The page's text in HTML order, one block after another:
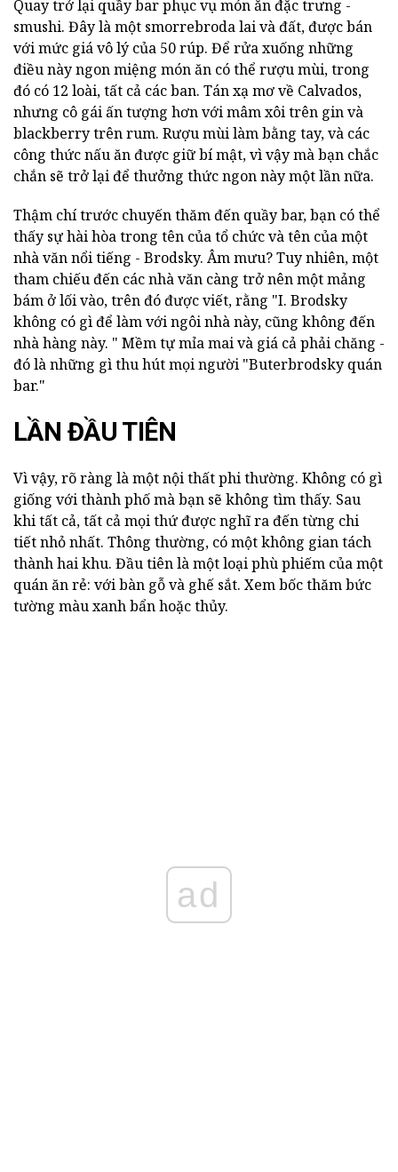
Quay trở lại quầy bar phục vụ món ăn đặc trưng -
smushi. Đây là một smorrebroda lai và đất, được bán
với mức giá vô lý của 50 rúp. Để rửa xuống những
điều này ngon miệng món ăn có thể rượu mùi, trong
đó có 12 loài, tất cả các ban. Tán xạ mơ về Calvados,
nhưng cô gái ấn tượng hơn với mâm xôi trên gin và
blackberry trên rum. Rượu mùi làm bằng tay, và các
công thức nấu ăn được giữ bí mật, vì vậy mà bạn chắc
chắn sẽ trở lại để thưởng thức ngon này một lần nữa.
Thậm chí trước chuyến thăm đến quầy bar, bạn có thể
thấy sự hài hòa trong tên của tổ chức và tên của một
nhà văn nổi tiếng - Brodsky. Âm mưu?Tuy nhiên, một
tham chiếu đến các nhà văn càng trở nên một mảng
bám ở lối vào, trên đó được viết,rằng "I. Brodsky
không có gì để làm với ngôi nhà này, cũng không đến
nhà hàng này. " Mềm tự mỉa mai và giá cả phải chăng -
đó là những gì thu hút mọi người "Buterbrodsky quán
bar."
LẦN ĐẦU TIÊN
Vì vậy, rõ ràng là một nội thất phi thường. Không có gì
giống với thành phố mà bạn sẽ không tìm thấy. Sau
khi tất cả, tất cả mọi thứ được nghĩ ra đến từng chi
tiết nhỏ nhất. Thông thường, có một không gian tách
thành hai khu. Đầu tiên là một loại phù phiếm của một
quán ăn rẻ: với bàn gỗ và ghế sắt. Xem bốc thăm bức
tường màu xanh bẩn hoặc thủy.
ad